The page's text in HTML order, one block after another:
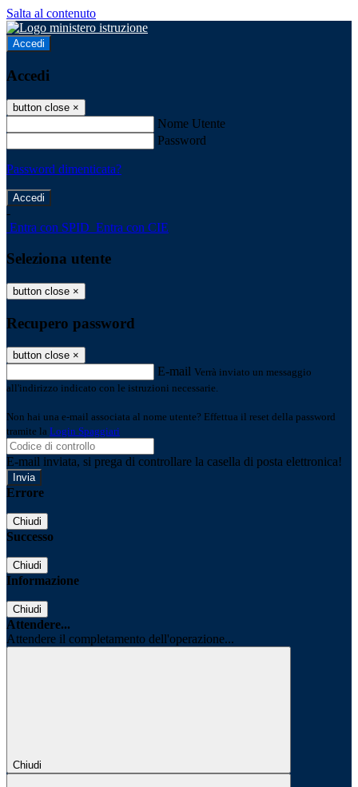
Salta al contenuto
Accedi
Accedi
button close ×
Nome Utente
Password
Password dimenticata?
-
Entra con SPID Entra con CIE
Seleziona utente
button close ×
Recupero password
button close ×
E-mail Verrà inviato un messaggio
all'indirizzo indicato con le istruzioni necessarie.
Non hai una e-mail associata al nome utente? Effettua il reset della password
tramite la Login Spaggiari
E-mail inviata, si prega di controllare la casella di posta elettronica!
Errore
Chiudi
Successo
Chiudi
Informazione
Chiudi
Attendere...
Attendere il completamento dell'operazione...
Chiudi